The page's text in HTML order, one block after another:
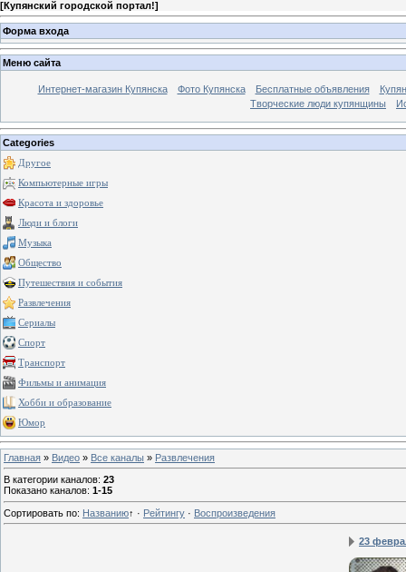
[Купянский городской портал!]
Форма входа
Меню сайта
Интернет-магазин Купянска Фото Купянска Бесплатные объявления
Творческие люди купянщины
Categories
Другое
Компьютерные игры
Красота и здоровье
Люди и блоги
Музыка
Общество
Путешествия и события
Развлечения
Сериалы
Спорт
Транспорт
Фильмы и анимация
Хобби и образование
Юмор
Главная » Видео » Все каналы » Развлечения
В категории каналов: 23
Показано каналов: 1-15
Сортировать по: Названию↑ · Рейтингу · Воспроизведения
23